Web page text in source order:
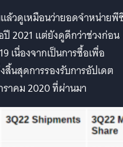
แล้วดูเหมือนว่ายอดจำหน่ายพี
ปี 2021 แต่ยังดูดีกว่าช่วงก่อน
เนื่องจากเป็นการซื้อเพื่อ
นสุดการรองรับการอัปเดต
าคม 2020 ที่ผ่านมา